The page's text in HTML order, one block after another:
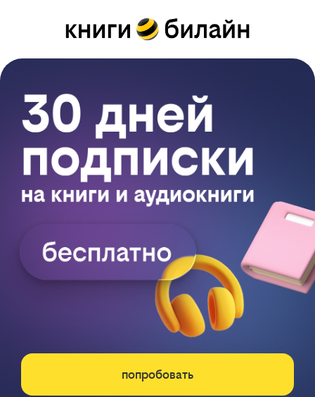
попробовать